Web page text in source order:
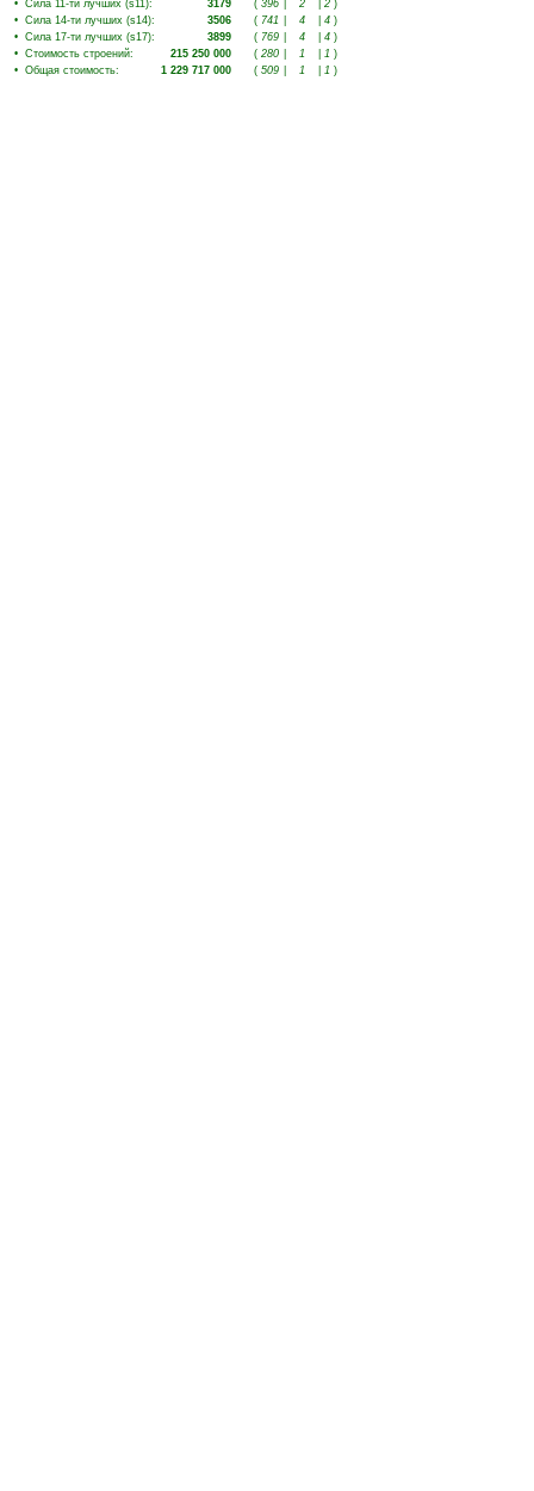
• Сила 11-ти лучших (s11): 3179 ( 396 2 2 )
• Сила 14-ти лучших (s14): 3506 ( 741 4 4 )
• Сила 17-ти лучших (s17): 3899 ( 769 4 4 )
• Стоимость строений: 215 250 000 ( 280 1 1 )
• Общая стоимость: 1 229 717 000 ( 509 1 1 )